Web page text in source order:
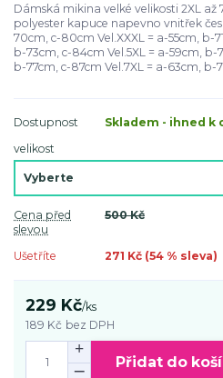
Dámská mikina velké velikosti 2XL až
polyester kapuce napevno vnitřek
70cm, c-80cm Vel.XXXL = a-55cm, b-
b-73cm, c-84cm Vel.5XL = a-59cm, b-
b-77cm, c-87cm Vel.7XL = a-63cm, b-
Dostupnost
Skladem - ihned k
velikost
Cena před
slevou
500 Kč
Ušetříte 271 Kč (54 % sleva)
229 Kč/ks
189 Kč bez DPH
Přidat do